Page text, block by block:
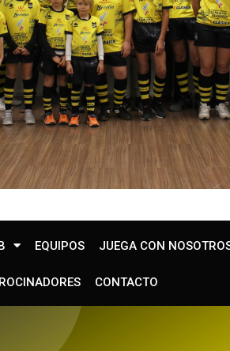
EQUIPOS JUEGA CON
CONTACTO